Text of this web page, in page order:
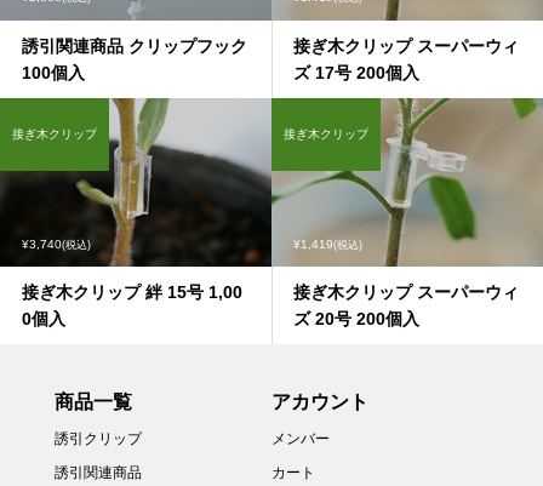
誘引関連商品 クリップフック
100個入
接ぎ木クリップ スーパーウィ
ズ 17号 200個入
¥3,740(税込)
接ぎ木クリップ 絆 15号 1,00
0個入
接ぎ木クリップ
¥1,419(税込)
接ぎ木クリップ スーパーウィ
ズ 20号 200個入
接ぎ木クリップ
商品一覧
誘引クリップ
誘引関連商品
アカウント
メンバー
カート